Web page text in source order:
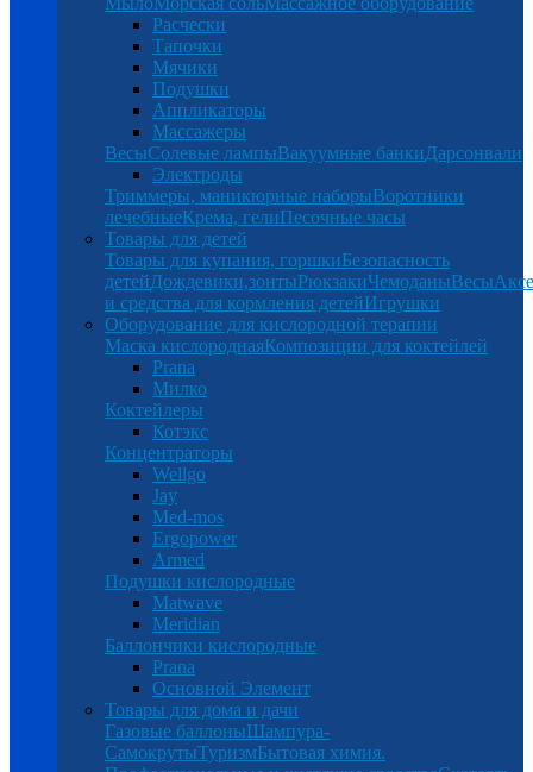
Расчески
Тапочки
Мячики
Подушки
Аппликаторы
Массажеры
ВесыСолевые лампыВакуумные банкиДарсонвали
Электроды
Триммеры, маникюрные наборыВоротники
лечебныеКрема, гелиПесочные часы
Товары для детей
Товары для купания, горшкиБезопасность
детейДождевики,зонтыРюкзакиЧемоданыВесы
и средства для кормления детейИгрушки
Оборудование для кислородной терапии
Маска кислороднаяКомпозиции для коктейлей
Prana
Милко
Коктейлеры
Котэкс
Концентраторы
Wellgo
Jay
Med-mos
Ergopower
Armed
Подушки кислородные
Matwave
Meridian
Баллончики кислородные
Prana
Основной Элемент
Товары для дома и дачи
Газовые баллоныШампура-
СамокрутыТуризмБытовая химия.